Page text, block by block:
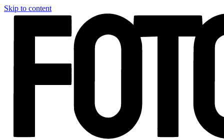
Skip to content